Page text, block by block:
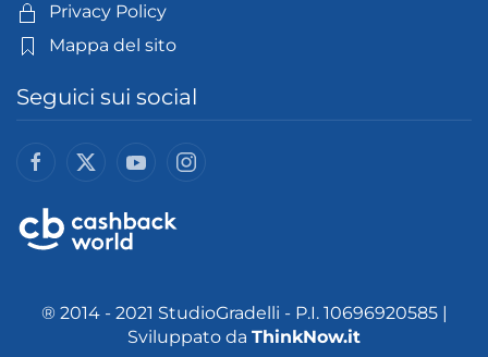
Privacy Policy
Mappa del sito
Seguici sui social
® 2014 - 2021 StudioGradelli - P.I. 10696920585 |
Sviluppato da ThinkNow.it